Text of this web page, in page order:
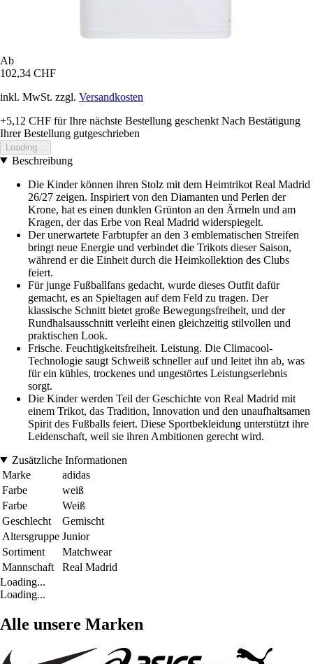
Ab
102,34 CHF
inkl. MwSt. zzgl. Versandkosten
+5,12 CHF für Ihre nächste Bestellung geschenkt Nach Bestätigung
Ihrer Bestellung gutgeschrieben
Loading...
Beschreibung
Die Kinder können ihren Stolz mit dem Heimtrikot Real Madrid
26/27 zeigen. Inspiriert von den Diamanten und Perlen der
Krone, hat es einen dunklen Grünton an den Ärmeln und am
Kragen, der das Erbe von Real Madrid widerspiegelt.
Der unerwartete Farbtupfer an den 3 emblematischen Streifen
bringt neue Energie und verbindet die Trikots dieser Saison,
während er die Einheit durch die Heimkollektion des Clubs
feiert.
Für junge Fußballfans gedacht, wurde dieses Outfit dafür
gemacht, es an Spieltagen auf dem Feld zu tragen. Der
klassische Schnitt bietet große Bewegungsfreiheit, und der
Rundhalsausschnitt verleiht einen gleichzeitig stilvollen und
praktischen Look.
Frische. Feuchtigkeitsfreiheit. Leistung. Die Climacool-
Technologie saugt Schweiß schneller auf und leitet ihn ab, was
für ein kühles, trockenes und ungestörtes Leistungserlebnis
sorgt.
Die Kinder werden Teil der Geschichte von Real Madrid mit
einem Trikot, das Tradition, Innovation und den unaufhaltsamen
Spirit des Fußballs feiert. Diese Sportbekleidung unterstützt ihre
Leidenschaft, weil sie ihren Ambitionen gerecht wird.
Zusätzliche Informationen
Marke
adidas
Farbe
weiß
Farbe
Weiß
Geschlecht
Gemischt
Altersgruppe Junior
Sortiment
Matchwear
Mannschaft
Real Madrid
Loading...
Loading...
Alle unsere Marken